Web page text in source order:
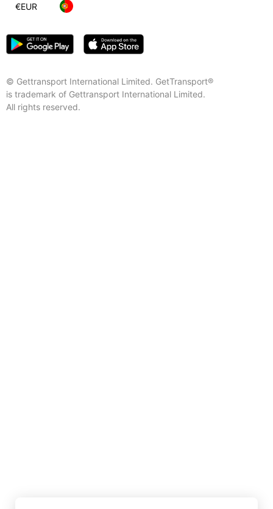
© Gettransport International Limited. GetTransport®
is trademark of Gettransport International Limited.
All rights reserved.
€EUR